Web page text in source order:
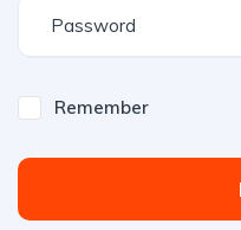
Remember